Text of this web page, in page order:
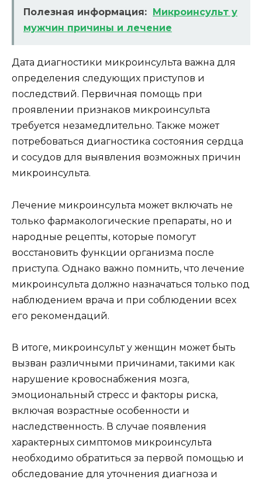
Полезная информация:
Микроинсульт у
мужчин причины и лечение
Дата диагностики микроинсульта важна для
определения следующих приступов и
последствий. Первичная помощь при
проявлении признаков микроинсульта
требуется незамедлительно. Также может
потребоваться диагностика состояния сердца
и сосудов для выявления возможных причин
микроинсульта.
Лечение микроинсульта может включать не
только фармакологические препараты, но и
народные рецепты, которые помогут
восстановить функции организма после
приступа. Однако важно помнить, что лечение
микроинсульта должно назначаться только под
наблюдением врача и при соблюдении всех
его рекомендаций.
В итоге, микроинсульт у женщин может быть
вызван различными причинами, такими как
нарушение кровоснабжения мозга,
эмоциональный стресс и факторы риска,
включая возрастные особенности и
наследственность. В случае появления
характерных симптомов микроинсульта
необходимо обратиться за первой помощью и
обследование для уточнения диагноза и